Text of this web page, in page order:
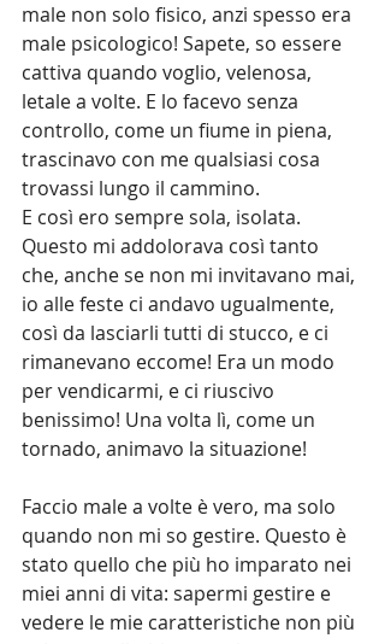
male non solo fisico, anzi spesso era
male psicologico! Sapete, so essere
cattiva quando voglio, velenosa,
letale a volte. E lo facevo senza
controllo, come un fiume in piena,
trascinavo con me qualsiasi cosa
trovassi lungo il cammino.
E così ero sempre sola, isolata.
Questo mi addolorava così tanto
che, anche se non mi invitavano mai,
io alle feste ci andavo ugualmente,
così da lasciarli tutti di stucco, e ci
rimanevano eccome! Era un modo
per vendicarmi, e ci riuscivo
benissimo! Una volta lì, come un
tornado, animavo la situazione!
Faccio male a volte è vero, ma solo
quando non mi so gestire. Questo è
stato quello che più ho imparato nei
miei anni di vita: sapermi gestire e
vedere le mie caratteristiche non più